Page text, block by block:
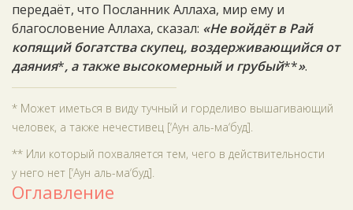
передаёт, что Посланник Аллаха, мир ему и
благословение Аллаха, сказал: «Не войдёт в Рай
копящий богатства скупец, воздерживающийся от
даяния*, а также высокомерный и грубый**».
* Может иметься в виду тучный и горделиво вышагивающий
человек, а также нечестивец [‘Аун аль-ма‘буд].
** Или который похваляется тем, чего в действительности
у него нет [‘Аун аль-ма‘буд].
Оглавление